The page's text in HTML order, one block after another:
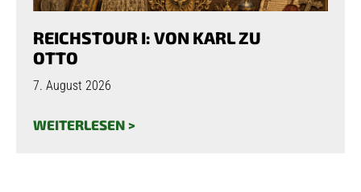
REICHSTOUR I: VON KARL ZU
OTTO
7. August 2026
WEITERLESEN >